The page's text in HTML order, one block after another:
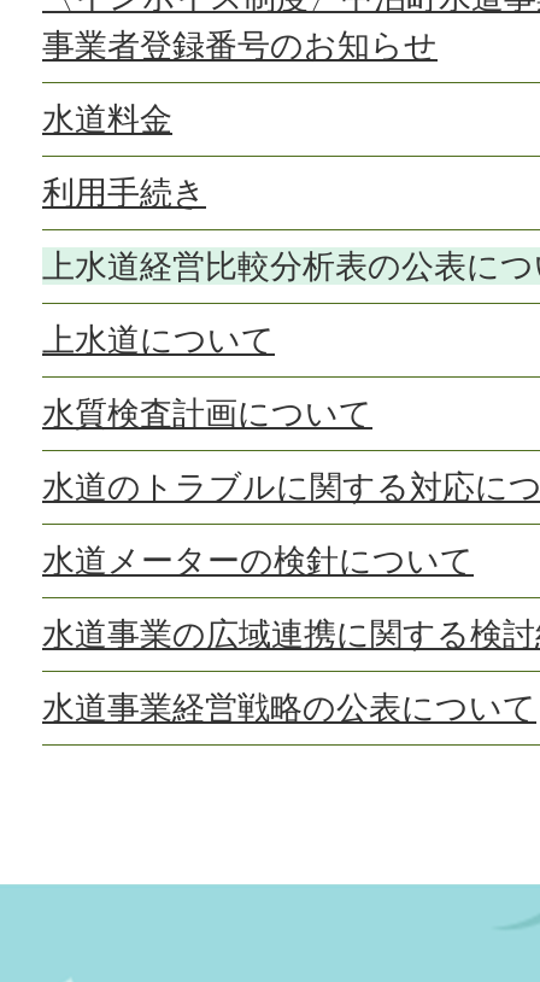
事業者登録番号のお知らせ
水道料金
利用手続き
上水道経営比較分析表の公表に
上水道について
水質検査計画について
水道のトラブルに関する対応に
水道メーターの検針について
水道事業の広域連携に関する検
水道事業経営戦略の公表について